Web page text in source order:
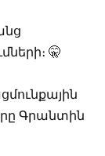
🤫
Գրանտին